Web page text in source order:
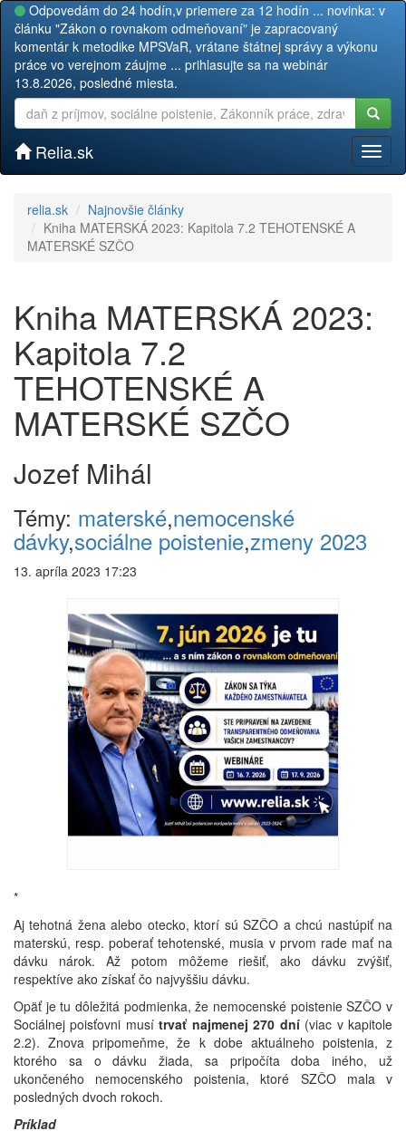
Odpovedám do 24 hodín,v priemere za 12 hodín ... novinka: v
článku "Zákon o rovnakom odmeňovaní" je zapracovaný
komentár k metodike MPSVaR, vrátane štátnej správy a výkonu
práce vo verejnom záujme ... prihlasujte sa na webinár
13.8.2026, posledné miesta.
Relia.sk
relia.sk
Najnovšie články
Kniha MATERSKÁ 2023: Kapitola 7.2 TEHOTENSKÉ A
MATERSKÉ SZČO
Kniha MATERSKÁ 2023:
Kapitola 7.2
TEHOTENSKÉ A
MATERSKÉ SZČO
Jozef Mihál
Témy: materské,nemocenské
dávky,sociálne poistenie,zmeny 2023
13. apríla 2023 17:23
*
Aj tehotná žena alebo otecko, ktorí sú SZČO a chcú nastúpiť na
materskú, resp. poberať tehotenské, musia v prvom rade mať na
dávku nárok. Až potom môžeme riešiť, ako dávku zvýšiť,
respektíve ako získať čo najvyššiu dávku.
Opäť je tu dôležitá podmienka, že nemocenské poistenie SZČO v
Sociálnej poisťovni musítrvať najmenej 270 dní (viac v kapitole
2.2). Znova pripomeňme, že k dobe aktuálneho poistenia, z
ktorého sa o dávku žiada, sa pripočíta doba iného, už
ukončeného nemocenského poistenia, ktoré SZČO mala v
posledných dvoch rokoch.
Príklad